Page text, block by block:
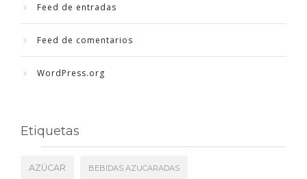
Feed de entradas
Feed de comentarios
WordPress.org
Etiquetas
AZÚCAR BEBIDAS AZUCARADAS